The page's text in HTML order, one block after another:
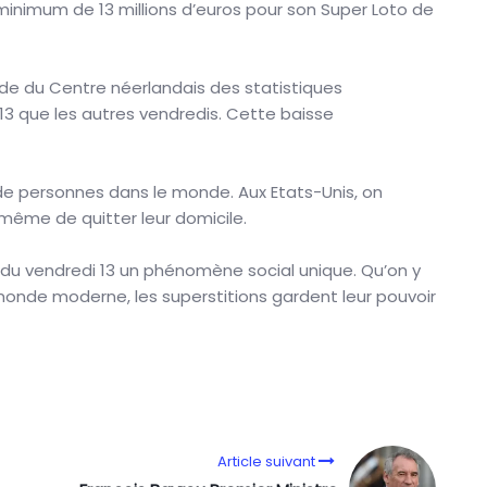
de 13 millions d’euros pour son Super Loto de
du Centre néerlandais des statistiques
que les autres vendredis. Cette baisse
personnes dans le monde. Aux Etats-Unis, on
de quitter leur domicile.
13 un phénomène social unique. Qu’on y
moderne, les superstitions gardent leur pouvoir
Article suivant